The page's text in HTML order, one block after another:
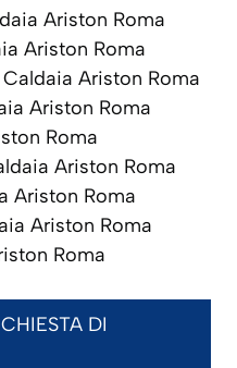
Ariston Roma
Ariston Roma
Caldaia Ariston Roma
Ariston Roma
Roma
Ariston Roma
Ariston Roma
Ariston Roma
Roma
DI